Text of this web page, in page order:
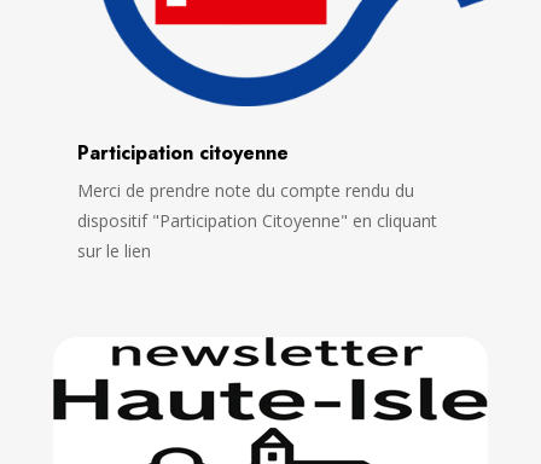
Participation citoyenne
Merci de prendre note du compte rendu du
dispositif "Participation Citoyenne" en cliquant
sur le lien